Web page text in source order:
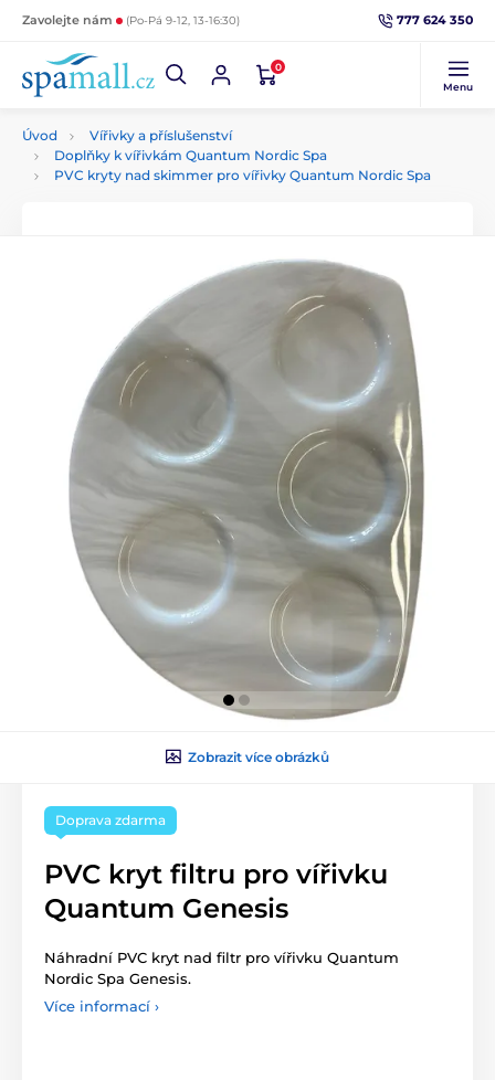
Zavolejte nám (Po-Pá 9-12, 13-16:30) 777 624 350
0
Menu
Úvod
Vířivky a příslušenství
Doplňky k vířivkám Quantum Nordic Spa
PVC kryty nad skimmer pro vířivky Quantum Nordic Spa
Zobrazit více obrázků
Doprava zdarma
PVC kryt filtru pro vířivku
Quantum Genesis
Náhradní PVC kryt nad filtr pro vířivku Quantum
Nordic Spa Genesis.
Více informací ›